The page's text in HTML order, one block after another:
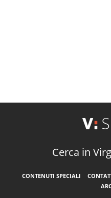
Cerca in
CONTENUTI SPECIALI